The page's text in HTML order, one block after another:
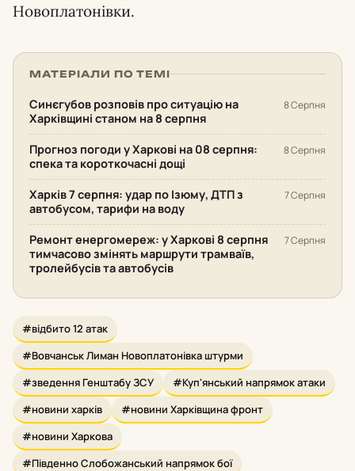
Новоплатонівки.
МАТЕРІАЛИ ПО ТЕМІ
Синєгубов розповів про ситуацію на
Харківщині станом на 8 серпня
8 Серпня
Прогноз погоди у Харкові на 08 серпня:
спека та короткочасні дощі
8 Серпня
Харків 7 серпня: удар по Ізюму, ДТП з
автобусом, тарифи на воду
7 Серпня
Ремонт енергомереж: у Харкові 8 серпня
тимчасово змінять маршрути трамваїв,
тролейбусів та автобусів
7 Серпня
#відбито 12 атак
#Вовчанськ Лиман Новоплатонівка штурми
#зведення Генштабу ЗСУ
#Куп'янський напрямок атаки
#новини харків
#новини Харківщина фронт
#новини Харкова
#Південно Слобожанський напрямок бої